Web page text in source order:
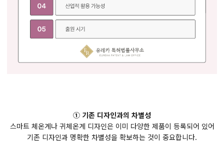
① 기존 디자인과의 차별성
스마트 체온계나 귀체온계 디자인은 이미 다양한 제품이 등록되어 있어
기존 디자인과 명확한 차별성을 확보하는 것이 중요합니다.